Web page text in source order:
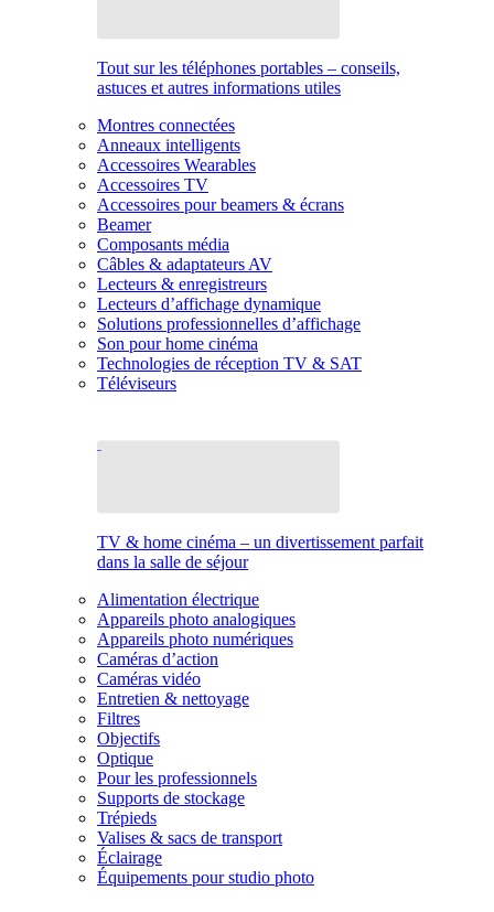
Tout sur les téléphones portables – conseils,
astuces et autres informations utiles
Montres connectées
Anneaux intelligents
Accessoires Wearables
Accessoires TV
Accessoires pour beamers & écrans
Beamer
Composants média
Câbles & adaptateurs AV
Lecteurs & enregistreurs
Lecteurs d’affichage dynamique
Solutions professionnelles d’affichage
Son pour home cinéma
Technologies de réception TV & SAT
Téléviseurs
TV & home cinéma – un divertissement parfait
dans la salle de séjour
Alimentation électrique
Appareils photo analogiques
Appareils photo numériques
Caméras d’action
Caméras vidéo
Entretien & nettoyage
Filtres
Objectifs
Optique
Pour les professionnels
Supports de stockage
Trépieds
Valises & sacs de transport
Éclairage
Équipements pour studio photo